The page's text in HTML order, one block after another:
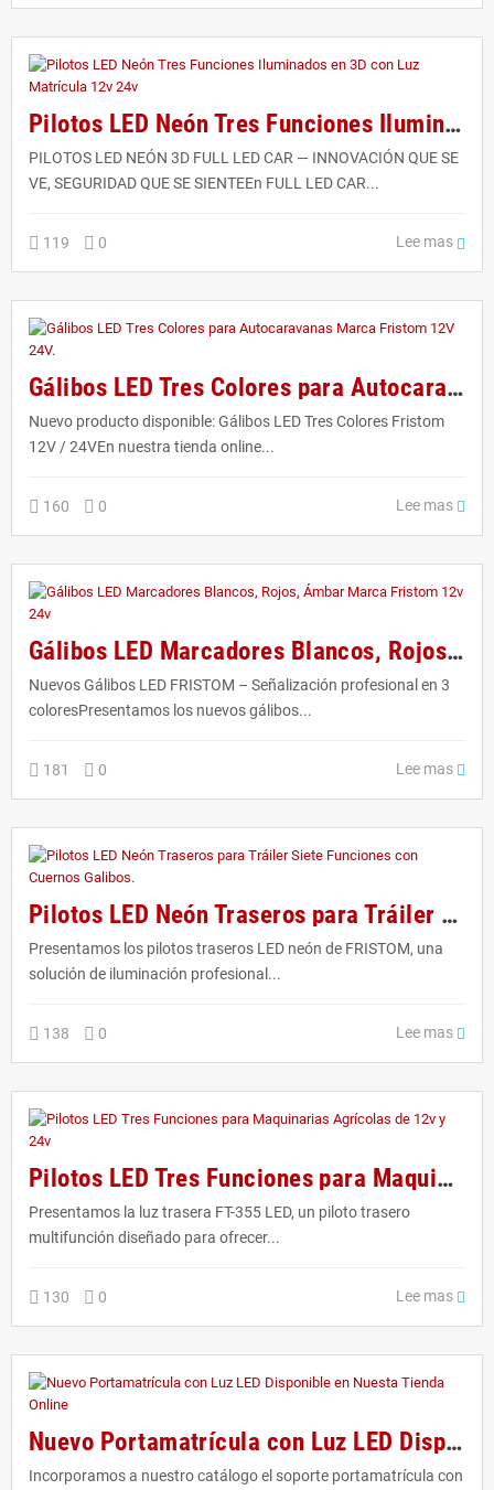
Pilotos LED Neón Tres Funciones Iluminados en 3D con Luz Matrícula 12v 24v
PILOTOS LED NEÓN 3D FULL LED CAR — INNOVACIÓN QUE SE
VE, SEGURIDAD QUE SE SIENTEEn FULL LED CAR...
119 0 Lee mas
Gálibos LED Tres Colores para Autocaravanas Marca Fristom 12V 24V.
Nuevo producto disponible: Gálibos LED Tres Colores Fristom
12V / 24VEn nuestra tienda online...
160 0 Lee mas
Gálibos LED Marcadores Blancos, Rojos, Ámbar Marca Fristom 12v 24v
Nuevos Gálibos LED FRISTOM – Señalización profesional en 3
coloresPresentamos los nuevos gálibos...
181 0 Lee mas
Pilotos LED Neón Traseros para Tráiler Siete Funciones con Cuernos Galibos.
Presentamos los pilotos traseros LED neón de FRISTOM, una
solución de iluminación profesional...
138 0 Lee mas
Pilotos LED Tres Funciones para Maquinarias Agrícolas de 12v y 24v
Presentamos la luz trasera FT-355 LED, un piloto trasero
multifunción diseñado para ofrecer...
130 0 Lee mas
Nuevo Portamatrícula con Luz LED Disponible en Nuesta Tienda Online
Incorporamos a nuestro catálogo el soporte portamatrícula con